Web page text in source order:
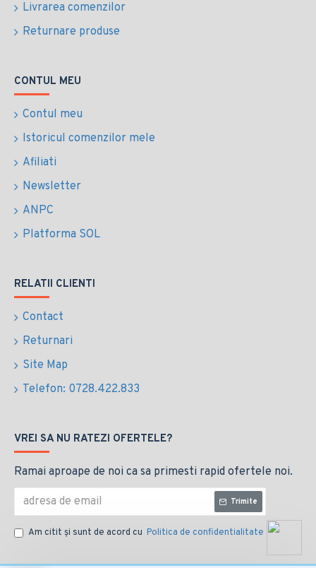
Livrarea comenzilor
Returnare produse
CONTUL MEU
Contul meu
Istoricul comenzilor mele
Afiliati
Newsletter
ANPC
Platforma SOL
RELATII CLIENTI
Contact
Returnari
Site Map
Telefon: 0728.422.833
VREI SA NU RATEZI OFERTELE?
Ramai aproape de noi ca sa primesti rapid ofertele noi.
Trimite
Am citit şi sunt de acord cu Politica de confidentialitate